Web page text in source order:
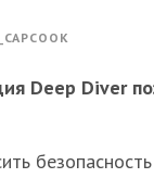
Deep Diver